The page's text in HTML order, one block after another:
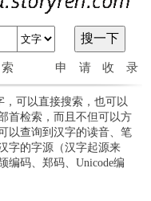
申请收录
，可以直接搜索，也可以
首检索，而且不但可以方
以查询到汉字的读音、笔
字的字源（汉字起源来
编码、郑码、Unicode编